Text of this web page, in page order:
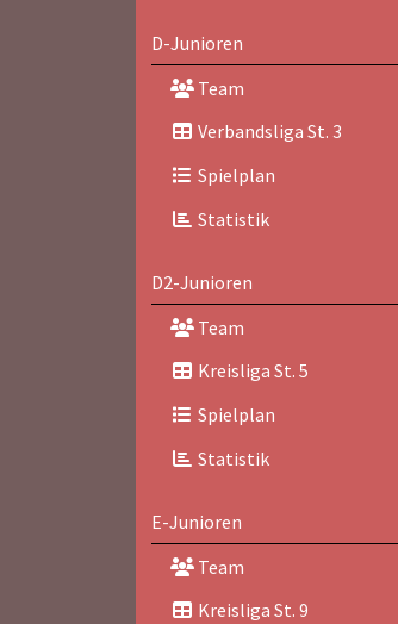
D-Junioren
Team
Verbandsliga St. 3
Spielplan
Statistik
D2-Junioren
Team
Kreisliga St. 5
Spielplan
Statistik
E-Junioren
Team
Kreisliga St. 9